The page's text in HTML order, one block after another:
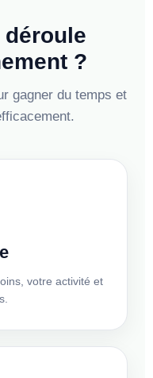
déroule
?
gagner du temps et
votre activité et